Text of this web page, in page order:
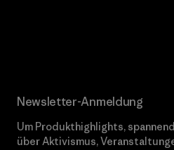
Newsletter-Anmeldung
Um Produkthighlights,
über Aktivismus,